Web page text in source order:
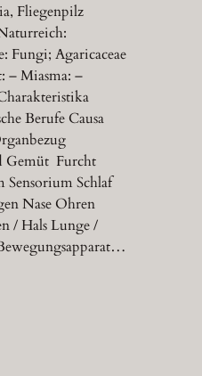
Fliegenpilz
Fungi; Agaricaceae
– Miasma: –
Berufe Causa
Gemüt Furcht
Schlaf
Nase Ohren
/ Hals Lunge /